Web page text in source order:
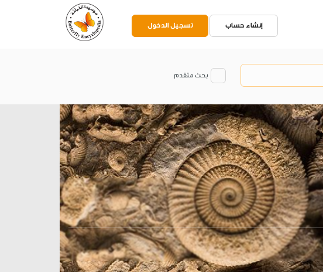
إنشاء حساب تسجيل الدخول
بحث متقدم